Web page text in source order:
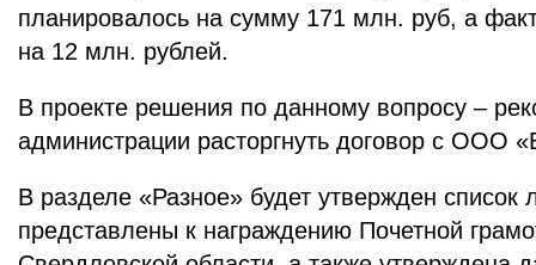
планировалось на сумму 171 млн. руб, а
на 12 млн. рублей.
В проекте решения по данному вопросу –
администрации расторгнуть договор с ООО
В разделе «Разное» будет утвержден список
представлены к награждению Почетной